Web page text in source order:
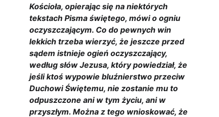
Kościoła, opierając się na niektórych
tekstach Pisma świętego, mówi o ogniu
oczyszczającym. Co do pewnych win
lekkich trzeba wierzyć, że jeszcze przed
sądem istnieje ogień oczyszczający,
według słów Jezusa, który powiedział, że
jeśli ktoś wypowie bluźnierstwo przeciw
Duchowi Świętemu, nie zostanie mu to
odpuszczone ani w tym życiu, ani w
przyszłym. Można z tego wnioskować, że